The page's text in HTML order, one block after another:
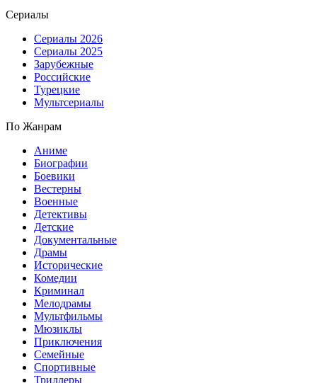
Сериалы
Сериалы 2026
Сериалы 2025
Зарубежные
Российские
Турецкие
Мультсериалы
По Жанрам
Аниме
Биографии
Боевики
Вестерны
Военные
Детективы
Детские
Документальные
Драмы
Исторические
Комедии
Криминал
Мелодрамы
Мультфильмы
Мюзиклы
Приключения
Семейные
Спортивные
Триллеры